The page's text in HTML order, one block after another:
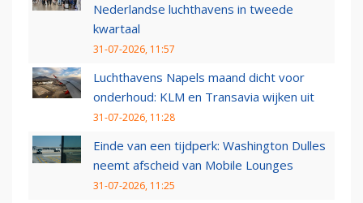
Nederlandse luchthavens in tweede
kwartaal
31-07-2026, 11:57
Luchthavens Napels maand dicht voor
onderhoud: KLM en Transavia wijken uit
31-07-2026, 11:28
Einde van een tijdperk: Washington Dulles
neemt afscheid van Mobile Lounges
31-07-2026, 11:25